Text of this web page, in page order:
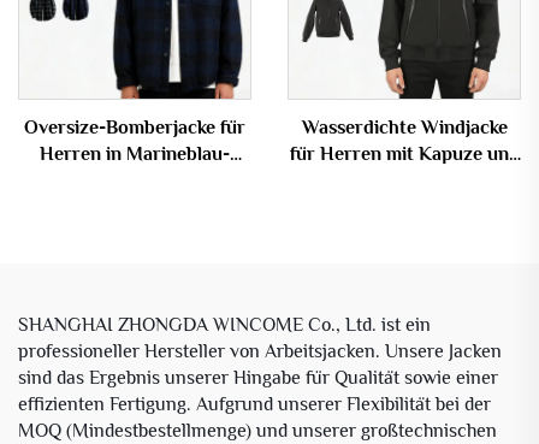
Oversize-Bomberjacke für
Herren in Marineblau-
Wasserdichte Windjacke
für Herren mit Kapuze und
SHANGHAI ZHONGDA WINCOME Co., Ltd. ist ein
professioneller Hersteller von Arbeitsjacken. Unsere Jacken
sind das Ergebnis unserer Hingabe für Qualität sowie einer
effizienten Fertigung. Aufgrund unserer Flexibilität bei der
MOQ (Mindestbestellmenge) und unserer großtechnischen